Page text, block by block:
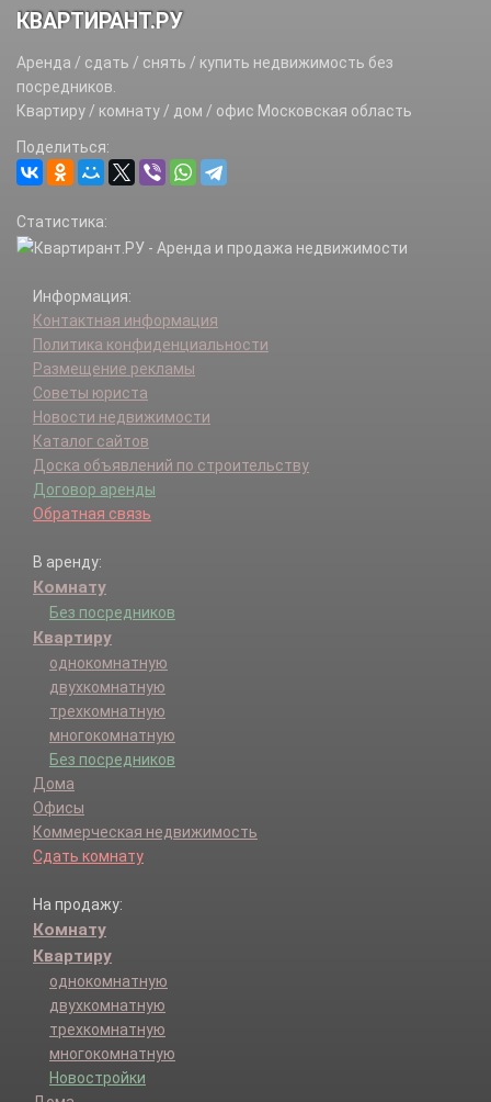
КВАРТИРАНТ.РУ
Аренда / сдать / снять / купить недвижимость без
посредников.
Квартиру / комнату / дом / офис Московская область
Поделиться:
Статистика:
Информация:
Контактная информация
Политика конфиденциальности
Размещение рекламы
Советы юриста
Новости недвижимости
Каталог сайтов
Доска объявлений по строительству
Договор аренды
Обратная связь
В аренду:
Комнату
Без посредников
Квартиру
однокомнатную
двухкомнатную
трехкомнатную
многокомнатную
Без посредников
Дома
Офисы
Коммерческая недвижимость
Сдать комнату
На продажу:
Комнату
Квартиру
однокомнатную
двухкомнатную
трехкомнатную
многокомнатную
Новостройки